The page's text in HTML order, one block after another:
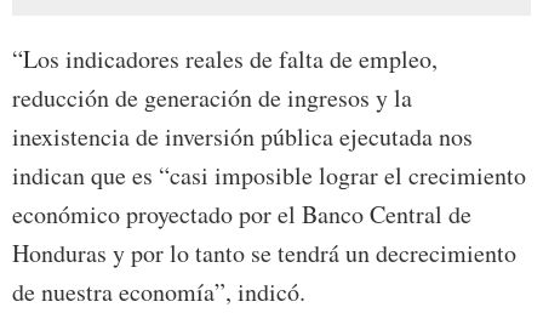
“Los indicadores reales de falta de empleo,
reducción de generación de ingresos y la
inexistencia de inversión pública ejecutada nos
indican que es “casi imposible lograr el crecimiento
económico proyectado por el Banco Central de
Honduras y por lo tanto se tendrá un decrecimiento
de nuestra economía”, indicó.